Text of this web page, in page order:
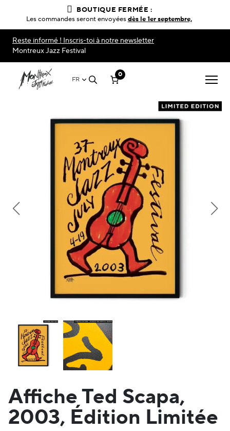
Reste informé ! Inscris-toi à notre newsletter
Montreux Jazz Festival
FR
0
Affiche Ted Scapa,
2003, Édition Limitée
BOUTIQUE FERMÉE :
Les commandes seront envoyéesdès le 1er septembre,